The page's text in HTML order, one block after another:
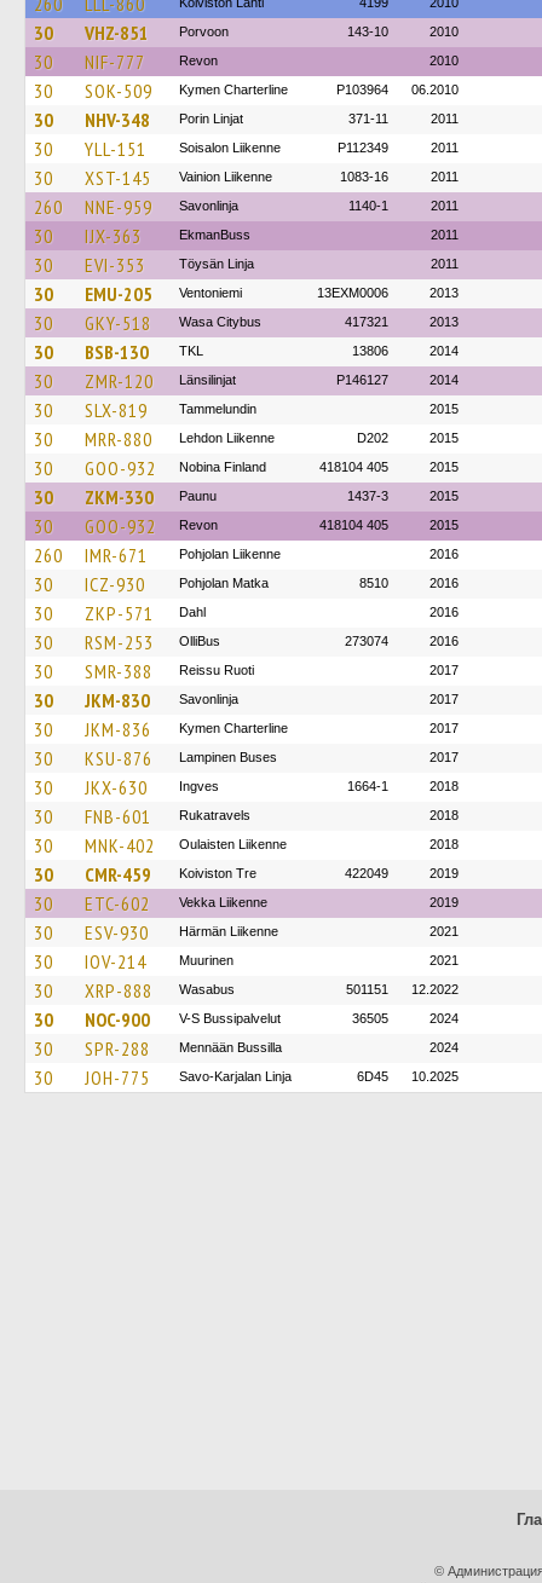
30 VHZ-851 Porvoon 143-10 2010
30 NIF-777 Revon 2010
30 SOK-509 Kymen Charterline P103964 06.2010
30 NHV-348 Porin Linjat 371-11 2011
30 YLL-151 Soisalon Liikenne P112349 2011
30 XST-145 Vainion Liikenne 1083-16 2011
260 NNE-959 Savonlinja 1140-1 2011
30 IJX-363 EkmanBuss 2011
30 EVI-353 Töysän Linja 2011
30 EMU-205 Ventoniemi 13EXM0006 2013
30 GKY-518 Wasa Citybus 417321 2013
30 BSB-130 TKL 13806 2014
30 ZMR-120 Länsilinjat P146127 2014
30 SLX-819 Tammelundin 2015
30 MRR-880 Lehdon Liikenne D202 2015
30 GOO-932 Nobina Finland 418104 405 2015
30 ZKM-330 Paunu 1437-3 2015
30 GOO-932 Revon 418104 405 2015
260 IMR-671 Pohjolan Liikenne 2016
30 ICZ-930 Pohjolan Matka 8510 2016
30 ZKP-571 Dahl 2016
30 RSM-253 OlliBus 273074 2016
30 SMR-388 Reissu Ruoti 2017
30 JKM-830 Savonlinja 2017
30 JKM-836 Kymen Charterline 2017
30 KSU-876 Lampinen Buses 2017
30 JKX-630 Ingves 1664-1 2018
30 FNB-601 Rukatravels 2018
30 MNK-402 Oulaisten Liikenne 2018
30 CMR-459 Koiviston Tre 422049 2019
30 ETC-602 Vekka Liikenne 2019
30 ESV-930 Härmän Liikenne 2021
30 IOV-214 Muurinen 2021
30 XRP-888 Wasabus 501151 12.2022
30 NOC-900 V-S Bussipalvelut 36505 2024
30 SPR-288 Mennään Bussilla 2024
30 JOH-775 Savo-Karjalan Linja 6D45 10.2025
©